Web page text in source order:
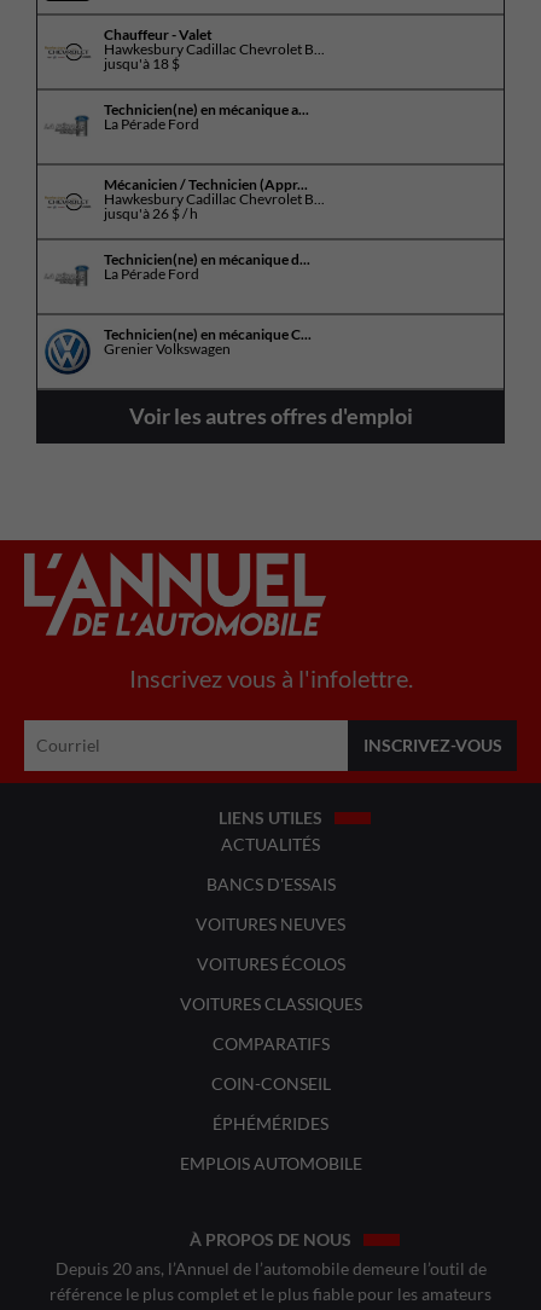
Chauffeur - Valet
Hawkesbury Cadillac Chevrolet B...
jusqu'à 18 $
Technicien(ne) en mécanique a...
La Pérade Ford
Mécanicien / Technicien (Appr...
Hawkesbury Cadillac Chevrolet B...
jusqu'à26 $ / h
Technicien(ne) en mécanique d...
La Pérade Ford
Technicien(ne) en mécanique C...
Grenier Volkswagen
Voir les autres offres d'emploi
Inscrivez vous à l'infolettre.
LIENS UTILES
ACTUALITÉS
BANCS D'ESSAIS
VOITURES NEUVES
VOITURES ÉCOLOS
VOITURES CLASSIQUES
COMPARATIFS
COIN-CONSEIL
ÉPHÉMÉRIDES
EMPLOIS AUTOMOBILE
À PROPOS DE NOUS
Depuis 20 ans, l’Annuel de l’automobile demeure l’outil de
référence le plus complet et le plus fiable pour les amateurs